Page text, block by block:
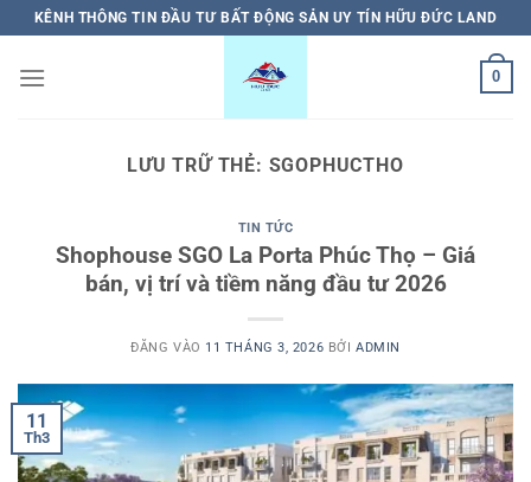
qua
nội
KÊNH THÔNG TIN ĐẦU TƯ BẤT ĐỘNG SẢN UY TÍN HỮU ĐỨC LAND
0
LƯU TRỮ THẺ: SGOPHUCTHO
TIN TỨC
Shophouse SGO La Porta Phúc Thọ – Giá
bán, vị trí và tiềm năng đầu tư 2026
ĐĂNG VÀO 11 THÁNG 3, 2026 BỞI ADMIN
11
Th3